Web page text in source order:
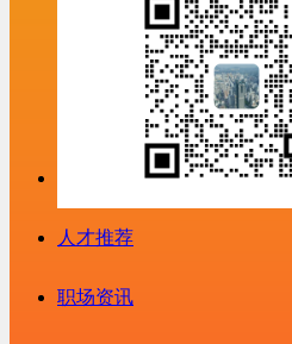
人才推荐
职场资讯